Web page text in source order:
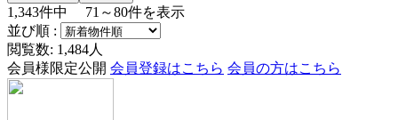
1,343件中 71～80件を表示
並び順 :
閲覧数: 1,484人
会員様限定公開 会員登録はこちら 会員の方はこちら